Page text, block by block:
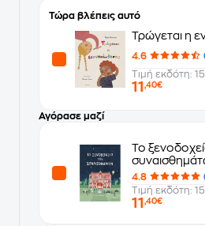
Τώρα βλέπεις αυτό
Τρώγεται η
4.6
Τιμή εκδότη:
11 ,40€
Αγόρασε μαζί
Το
4.8
Τιμή εκδότη:
11 ,40€